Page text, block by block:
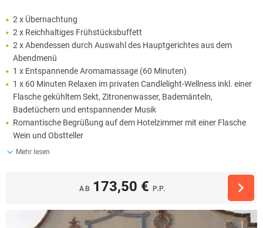
2 x Übernachtung
2 x Reichhaltiges Frühstücksbuffett
2 x Abendessen durch Auswahl des Hauptgerichtes aus dem
Abendmenü
1 x Entspannende Aromamassage (60 Minuten)
1 x 60 Minuten Relaxen im privaten Candlelight-Wellness inkl. einer
Flasche gekühltem Sekt, Zitronenwasser, Bademänteln,
Badetüchern und entspannender Musik
Romantische Begrüßung auf dem Hotelzimmer mit einer Flasche
Wein und Obstteller
Mehr lesen
AB 173,50 € P.P.